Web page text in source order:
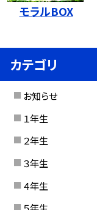
モラルBOX
カテゴリ
お知らせ
１年生
２年生
３年生
４年生